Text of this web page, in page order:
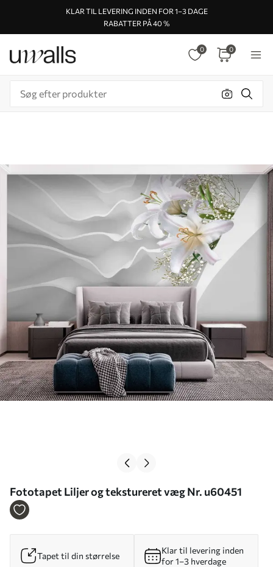
KLAR TIL LEVERING INDEN FOR 1–3 DAGE
RABATTER PÅ 40 %
0 0
Fototapet Liljer og tekstureret væg Nr. u60451
Tapet til din størrelse
Klar til levering inden
for 1–3 hverdage